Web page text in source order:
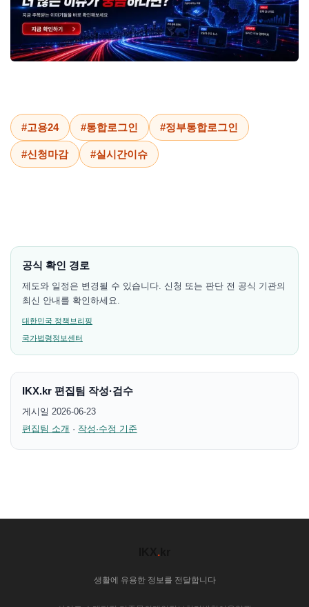
#고용24 #통합로그인 #정부통합로그인
#신청마감 #실시간이슈
공식 확인 경로
제도와 일정은 변경될 수 있습니다. 신청 또는 판단 전 공식 기관의
최신 안내를 확인하세요.
대한민국 정책브리핑
국가법령정보센터
IKX.kr 편집팀 작성·검수
게시일 2026-06-23
편집팀 소개 · 작성·수정 기준
.
생활에 유용한 정보를 전달합니다